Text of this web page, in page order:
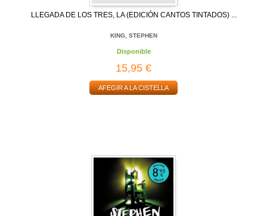
LLEGADA DE LOS TRES, LA (EDICIÓN CANTOS TINTADOS) ...
KING, STEPHEN
Disponible
15,95 €
AFEGIR A LA CISTELLA